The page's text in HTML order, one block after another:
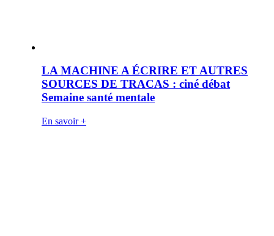
LA MACHINE A ÉCRIRE ET AUTRES
SOURCES DE TRACAS : ciné débat
Semaine santé mentale
En savoir +